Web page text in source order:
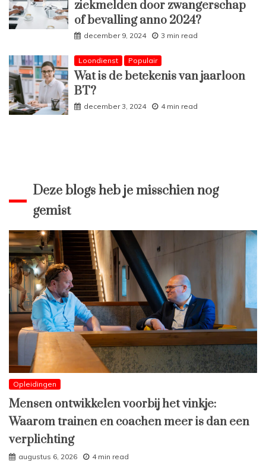
ziekmelden door zwangerschap
of bevalling anno 2024?
december 9, 2024 3 min read
Loondienst Populair
Wat is de betekenis van jaarloon
BT?
december 3, 2024 4 min read
Deze blogs heb je misschien nog
gemist
Opleidingen
Mensen ontwikkelen voorbij het vinkje:
Waarom trainen en coachen meer is dan een
verplichting
augustus 6, 2026 4 min read